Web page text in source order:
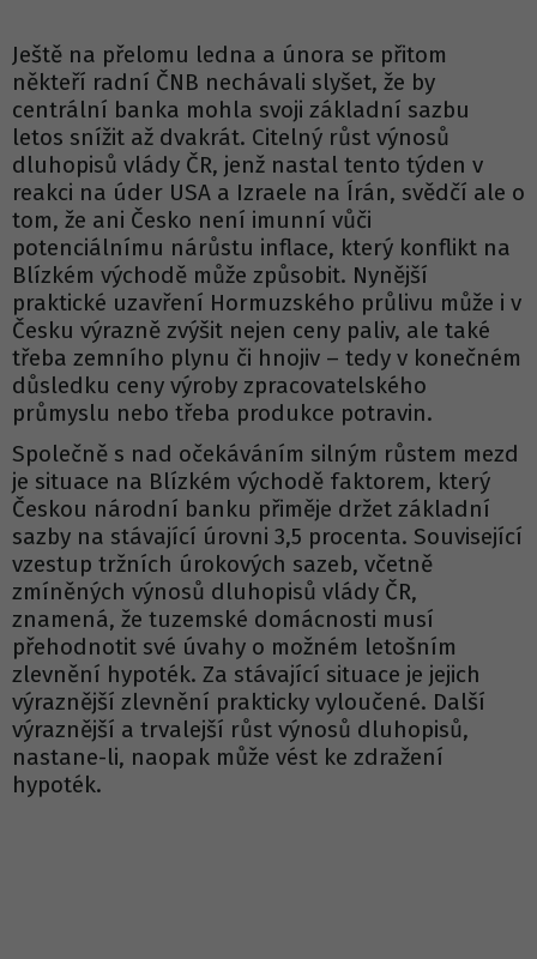
Ještě na přelomu ledna a února se přitom
někteří radní ČNB nechávali slyšet, že by
centrální banka mohla svoji základní sazbu
letos snížit až dvakrát. Citelný růst výnosů
dluhopisů vlády ČR, jenž nastal tento týden v
reakci na úder USA a Izraele na Írán, svědčí ale o
tom, že ani Česko není imunní vůči
potenciálnímu nárůstu inflace, který konflikt na
Blízkém východě může způsobit. Nynější
praktické uzavření Hormuzského průlivu může i v
Česku výrazně zvýšit nejen ceny paliv, ale také
třeba zemního plynu či hnojiv – tedy v konečném
důsledku ceny výroby zpracovatelského
průmyslu nebo třeba produkce potravin.
Společně s nad očekáváním silným růstem mezd
je situace na Blízkém východě faktorem, který
Českou národní banku přiměje držet základní
sazby na stávající úrovni 3,5 procenta. Související
vzestup tržních úrokových sazeb, včetně
zmíněných výnosů dluhopisů vlády ČR,
znamená, že tuzemské domácnosti musí
přehodnotit své úvahy o možném letošním
zlevnění hypoték. Za stávající situace je jejich
výraznější zlevnění prakticky vyloučené. Další
výraznější a trvalejší růst výnosů dluhopisů,
nastane-li, naopak může vést ke zdražení
hypoték.